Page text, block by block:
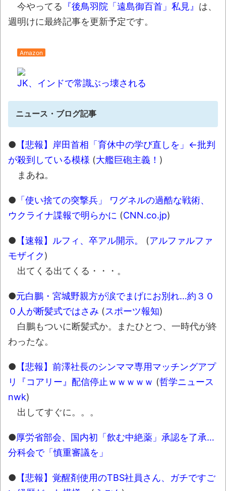
装置で撃墜するウクライナ。
【動画】「昔のアイドルは個人情報がガバ
ぎるｗｗｗ
ーヒーのパッケージが“一瞬怖い”と話題に
【悲報】男の趣味Tier表、ヤバすぎるｗｗｗ
ｗｗ
「天才か」いや変態です、宝鐘マリンの
ルアーを作ってタコを釣り上げた動画が葛飾北
斎も大喜びの構図過ぎておもろい件ほか、8月
8月26日にリメイク完結編「FF7リベレーシ
ョン」の新映像が公開！欧州gamescom 2026
この時期に避難所生活は大変だよな(´・ω・
｀)
トを打ち込んだゲームプレイ動画で当時が懐か
しい。
「題名のない音楽会」ゲーム音楽批判から
36年 ～因果な逆転劇～
50歳になりました
凡庸な悪
みんななんだかんだ言ってお金持ってんじ
「アメリカのヤンキーがアジア人にケンカ
を売った結果ｗｗｗ」 ほか
【読書感想】山野辺太郎『いつか深い穴に
今やってる 『後鳥羽院「遠島御百首」私見』 は、
週明けに最終記事を更新予定です。
Amazon
JK、インドで常識ぶっ壊される
ニュース・ブログ記事
● 【悲報】岸田首相「育休中の学び直しを」←批判
が殺到している模様 (大艦巨砲主義！ )
まあね。
● 「使い捨ての突撃兵」 ワグネルの過酷な戦術、
ウクライナ諜報で明らかに (CNN.co.jp)
● 【速報】ルフィ、卒アル開示。 (アルファルファ
モザイク)
出てくる出てくる・・・。
●元白鵬・宮城野親方が涙でまげにお別れ…約３０
０人が断髪式ではさみ (スポーツ報知)
白鵬もついに断髪式か。またひとつ、一時代が終
わったな。
● 【悲報】前澤社長のシンママ専用マッチングアプ
リ『コアリー』配信停止ｗｗｗｗｗ (哲学ニュース
nwk)
出してすぐに。。。
●厚労省部会、国内初「飲む中絶薬」承認を了承…
分科会で「慎重審議を」
● 【悲報】覚醒剤使用のTBS社員さん、ガチですご